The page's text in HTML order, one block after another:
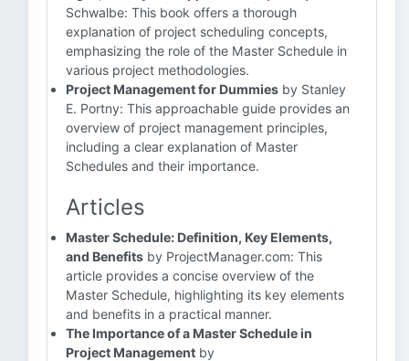
Schwalbe: This book offers a thorough
explanation of project scheduling concepts,
emphasizing the role of the Master Schedule in
various project methodologies.
Project Management for Dummies by Stanley
E. Portny: This approachable guide provides an
overview of project management principles,
including a clear explanation of Master
Schedules and their importance.
Articles
Master Schedule: Definition, Key Elements,
and Benefits by ProjectManager.com: This
article provides a concise overview of the
Master Schedule, highlighting its key elements
and benefits in a practical manner.
The Importance of a Master Schedule in
Project Management by